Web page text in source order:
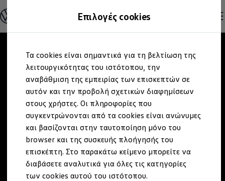
Επιλογές cookies
Τα cookies είναι σημαντικά για τη βελτίωση της
λειτουργικότητας του ιστότοπου, την
αναβάθμιση της εμπειρίας των επισκεπτών σε
αυτόν και την προβολή σχετικών διαφημίσεων
στους χρήστες. Οι πληροφορίες που
συγκεντρώνονται από τα cookies είναι ανώνυμες
και βασίζονται στην ταυτοποίηση μόνο του
browser και της συσκευής πλοήγησής του
επισκέπτη. Στο παρακάτω κείμενο μπορείτε να
διαβάσετε αναλυτικά για όλες τις κατηγορίες
των cookies αυτού του ιστότοπου.
στο
περιεχόμενο
στο
footer
Ανακαλύψτε τα Μοντέλα
Διαμορφώστε το Volkswagen σας
Επαγγελματικά Οχήματα Volkswagen
Ηλεκτρικά & eHybrid μοντέλα
Ηλεκτρικά μοντέλα
ID.3 Neo
Νέο ID. Polo
ID.4
ID.4 GTX
ID.5
ID.5 GTX
ID.7
ID.7 GTX
ID. Buzz
ID. Buzz Cargo
ID. CROSS
eHybrid μοντέλα